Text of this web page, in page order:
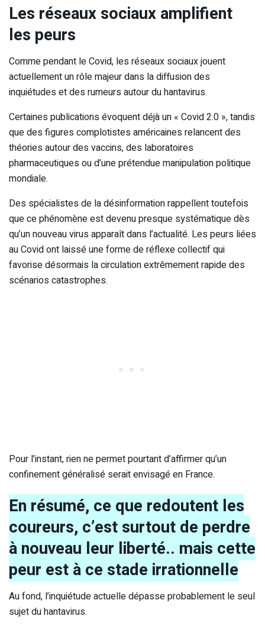
Les réseaux sociaux amplifient
les peurs
Comme pendant le Covid, les réseaux sociaux jouent
actuellement un rôle majeur dans la diffusion des
inquiétudes et des rumeurs autour du hantavirus.
Certaines publications évoquent déjà un « Covid 2.0 », tandis
que des figures complotistes américaines relancent des
théories autour des vaccins, des laboratoires
pharmaceutiques ou d’une prétendue manipulation politique
mondiale.
Des spécialistes de la désinformation rappellent toutefois
que ce phénomène est devenu presque systématique dès
qu’un nouveau virus apparaît dans l’actualité. Les peurs liées
au Covid ont laissé une forme de réflexe collectif qui
favorise désormais la circulation extrêmement rapide des
scénarios catastrophes.
Pour l’instant, rien ne permet pourtant d’affirmer qu’un
confinement généralisé serait envisagé en France.
En résumé, ce que redoutent les
coureurs, c’est surtout de perdre
à nouveau leur liberté.. mais cette
peur est à ce stade irrationnelle
Au fond, l’inquiétude actuelle dépasse probablement le seul
sujet du hantavirus.